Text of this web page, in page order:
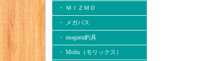
・ ＭＩＺＭＯ
・ メガバス
・ mogami釣具
・ Molix（モリックス）